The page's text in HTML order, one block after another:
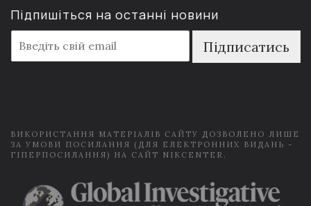
Підпишіться на останні новини
m
a
Підписатись
ВИКОРИСТАННЯ МАТЕРІАЛІВ САЙТУ ДОЗВОЛЕНО ЛИШЕ
ЗА УМОВИ ПОСИЛАННЯ (ДЛЯ ЕЛЕКТРОННИХ ВИДАНЬ -
ГІПЕРПОСИЛАННЯ) НА САЙТ NIKCENTER.